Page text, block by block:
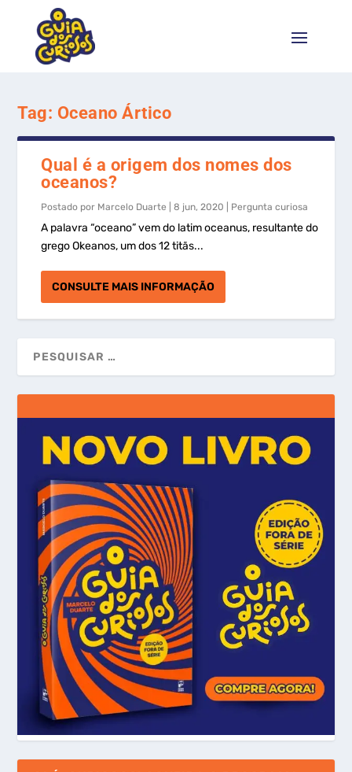
Tag: Oceano Ártico
Qual é a origem dos nomes dos
oceanos?
Postado por Marcelo Duarte |8 jun, 2020 Pergunta curiosa
A palavra “oceano” vem do latim oceanus, resultante do
grego Okeanos, um dos 12 titãs...
CONSULTE MAIS INFORMAÇÃO